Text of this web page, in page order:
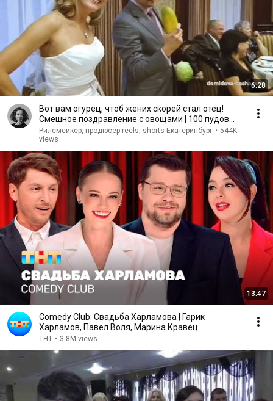
6:28
Вот вам огурец, чтоб жених скорей стал отец!
Смешное поздравление с овощами | 100 пудов
ИЗЮМА
Рилсмейкер, продюсер reels, shorts Екатеринбург • 544K
views
13:47
Comedy Club: Свадьба Харламова | Гарик
Харламов, Павел Воля, Марина Кравец
@TNT_television
ТНТ • 3.8M views